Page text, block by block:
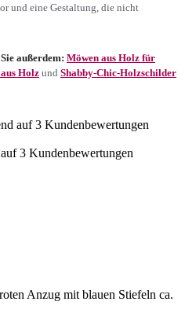
und eine Gestaltung, die nicht
außerdem: Möwen aus Holz für
Holz und Shabby-Chic-Holzschilder
auf3 Kundenbewertungen
3 Kundenbewertungen
Anzug mit blauen Stiefeln ca.